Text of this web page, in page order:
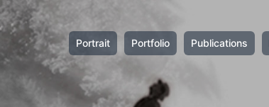
Portrait Portfolio Publications